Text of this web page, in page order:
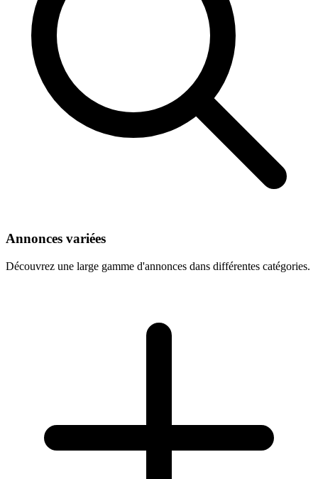
Annonces variées
Découvrez une large gamme d'annonces dans différentes catégories.